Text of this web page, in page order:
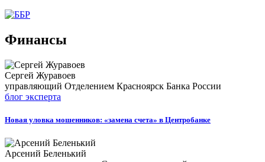
Финансы
Сергей Журавоев
управляющий Отделением Красноярск Банка России
блог эксперта
Новая уловка мошенников: «замена счета» в Центробанке
Арсений Беленький